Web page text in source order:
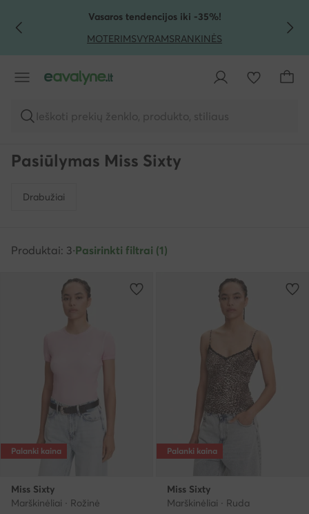
PEREITI PRIE PAGRINDINIO TURINIO
PEREITI Į PAIEŠKĄVasaros tendencijos iki -35%!
MOTERIMSVYRAMSRANKINĖS
Ieškoti prekių ženklo, produkto, stiliaus
Pasiūlymas Miss Sixty
Drabužiai
Produktai: 3·Pasirinkti filtrai (1)
Palanki kaina
Miss Sixty
Marškinėliai · Rožinė
Palanki kaina
Miss Sixty
Marškinėliai · Ruda